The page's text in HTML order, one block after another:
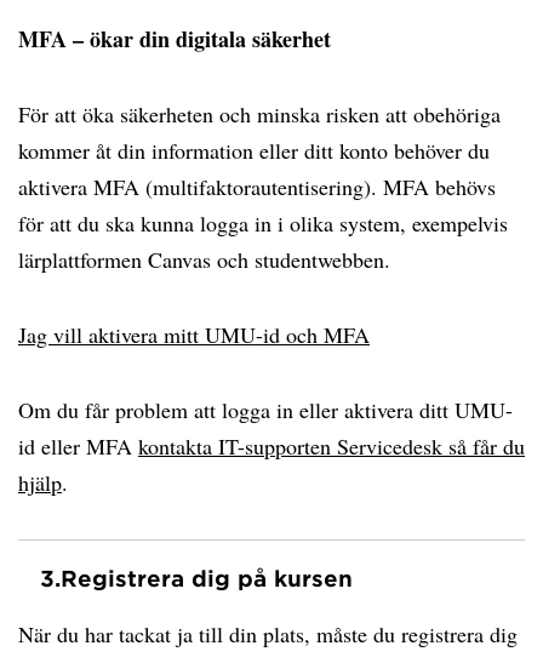
MFA – ökar din digitala säkerhet
För att öka säkerheten och minska risken att obehöriga
kommer åt din information eller ditt konto behöver du
aktivera MFA (multifaktorautentisering). MFA behövs
för att du ska kunna logga in i olika system, exempelvis
lärplattformen Canvas och studentwebben.
Jag vill aktivera mitt UMU-id och MFA
Om du får problem att logga in eller aktivera ditt UMU-
id eller MFA kontakta IT-supporten Servicedesk så får du
hjälp.
3.Registrera dig på kursen
När du har tackat ja till din plats, måste du registrera dig